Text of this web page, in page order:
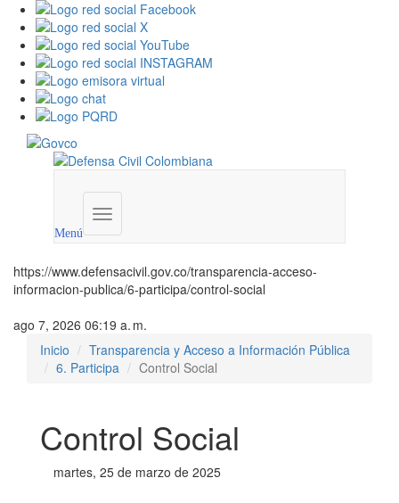
Menú
Menú
institucional
https://www.defensacivil.gov.co/transparencia-acceso-
informacion-publica/6-participa/control-social
ago 7, 2026 06:19 a. m.
Inicio
Transparencia y Acceso a Información Pública
6. Participa
Control Social
Control Social
martes, 25 de marzo de 2025